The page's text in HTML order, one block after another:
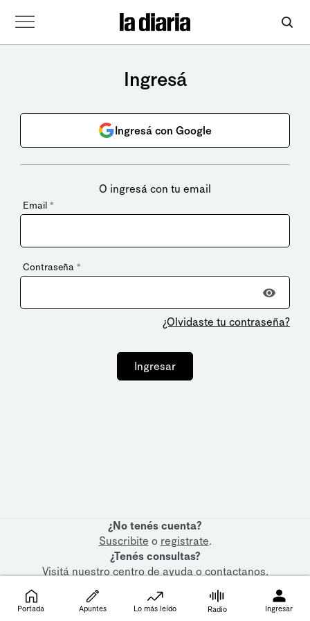
Ingresá
Ingresá con Google
O ingresá con tu email
Email *
Contraseña *
¿Olvidaste tu contraseña?
Ingresar
¿No tenés cuenta?
Suscribite o registrate.
¿Tenés consultas?
Visitá nuestrocentro de ayudaocontactanos.
Portada Apuntes Lo más leído Radio Ingresar